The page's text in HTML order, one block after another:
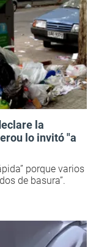
la
lo invitó "a
porque varios
de basura”.